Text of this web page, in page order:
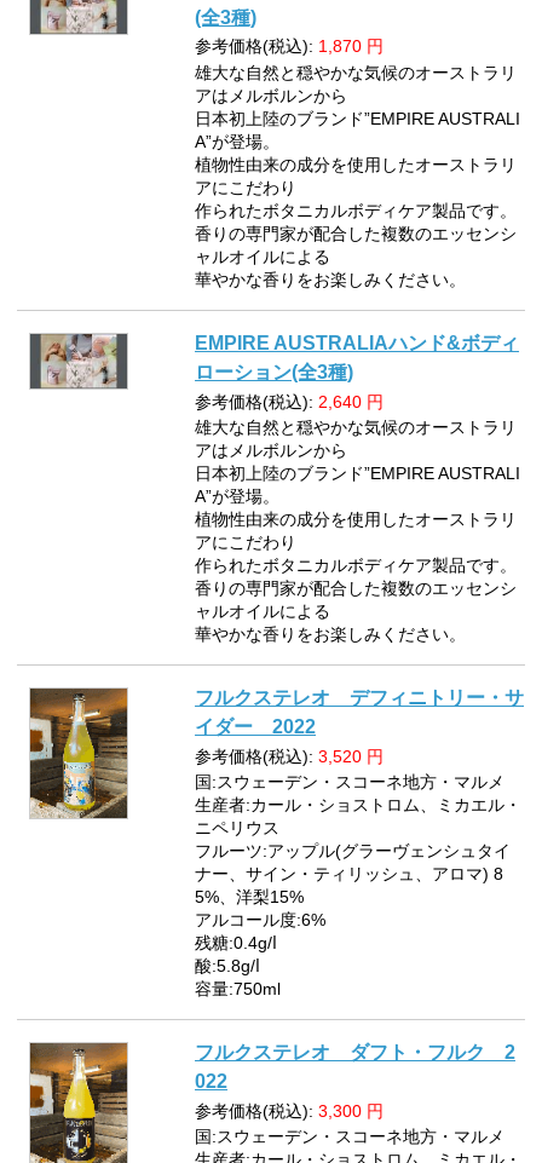
(全3種)
参考価格(税込): 1,870 円
雄大な自然と穏やかな気候のオーストラリ
アはメルボルンから
日本初上陸のブランド”EMPIRE AUSTRALI
A”が登場。
植物性由来の成分を使用したオーストラリ
アにこだわり
作られたボタニカルボディケア製品です。
香りの専門家が配合した複数のエッセンシ
ャルオイルによる
華やかな香りをお楽しみください。
EMPIRE AUSTRALIAハンド&ボディ
ローション(全3種)
参考価格(税込): 2,640 円
雄大な自然と穏やかな気候のオーストラリ
アはメルボルンから
日本初上陸のブランド”EMPIRE AUSTRALI
A”が登場。
植物性由来の成分を使用したオーストラリ
アにこだわり
作られたボタニカルボディケア製品です。
香りの専門家が配合した複数のエッセンシ
ャルオイルによる
華やかな香りをお楽しみください。
フルクステレオ デフィニトリー・サ
イダー 2022
参考価格(税込): 3,520 円
国:スウェーデン・スコーネ地方・マルメ
生産者:カール・ショストロム、ミカエル・
ニペリウス
フルーツ:アップル(グラーヴェンシュタイ
ナー、サイン・ティリッシュ、アロマ) 8
5%、洋梨15%
アルコール度:6%
残糖:0.4g/ⅼ
酸:5.8g/ⅼ
容量:750ml
フルクステレオ ダフト・フルク 2
022
参考価格(税込): 3,300 円
国:スウェーデン・スコーネ地方・マルメ